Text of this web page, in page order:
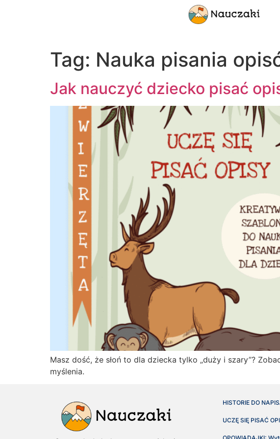
Tag: Nauka pisania
Jak nauczyć dziecko pisać
Masz dość, że słoń to dla dziecka tylko „duży i szary”?
myślenia.
HISTORIE DO
UCZĘ SIĘ PISAĆ